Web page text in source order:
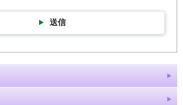
送信